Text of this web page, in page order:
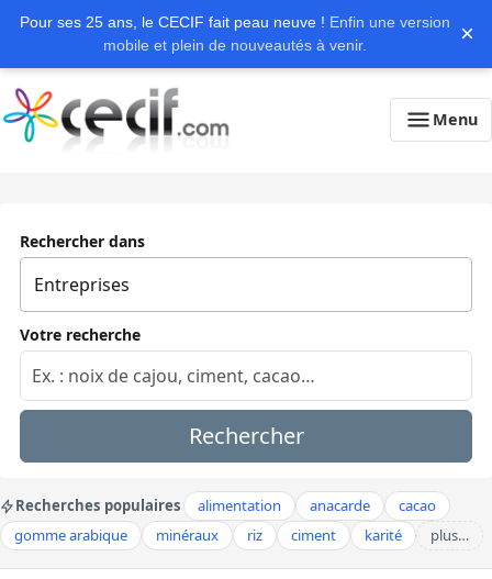
Pour ses 25 ans, le CECIF fait peau neuve ! Enfin une version
mobile et plein de nouveautés à venir.
×
Menu
Rechercher dans
Votre recherche
Rechercher
Recherches populaires alimentation anacarde
cacao
gomme arabique
minéraux riz ciment karité plus…